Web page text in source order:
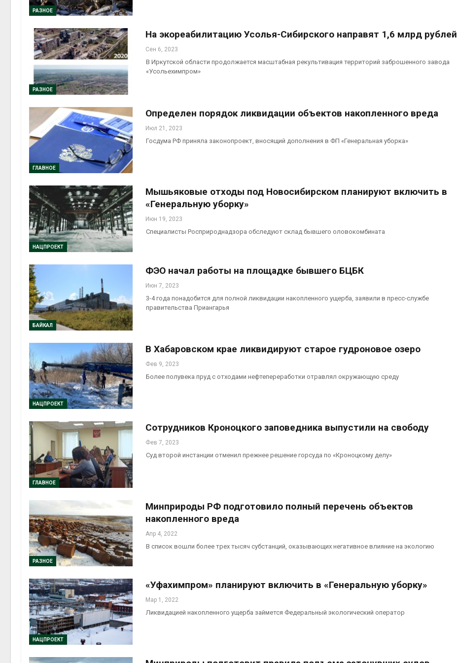
РАЗНОЕ
РАЗНОЕ
На экореабилитацию Усолья-Сибирского направят 1,6 млрд рублей
Сен 6, 2023
В Иркутской области продолжается масштабная рекультивация территорий заброшенного завода
«Усольехимпром»
ГЛАВНОЕ
Определен порядок ликвидации объектов накопленного вреда
Июл 21, 2023
Госдума РФ приняла законопроект, вносящий дополнения в ФП «Генеральная уборка»
НАЦПРОЕКТ
Мышьяковые отходы под Новосибирском планируют включить в
«Генеральную уборку»
Июн 19, 2023
Специалисты Росприроднадзора обследуют склад бывшего оловокомбината
БАЙКАЛ
ФЭО начал работы на площадке бывшего БЦБК
Июн 7, 2023
3-4 года понадобится для полной ликвидации накопленного ущерба, заявили в пресс-службе
правительства Приангарья
НАЦПРОЕКТ
В Хабаровском крае ликвидируют старое гудроновое озеро
Фев 9, 2023
Более полувека пруд с отходами нефтепереработки отравлял окружающую среду
ГЛАВНОЕ
Сотрудников Кроноцкого заповедника выпустили на свободу
Фев 7, 2023
Суд второй инстанции отменил прежнее решение горсуда по «Кроноцкому делу»
РАЗНОЕ
Минприроды РФ подготовило полный перечень объектов
накопленного вреда
Апр 4, 2022
В список вошли более трех тысяч субстанций, оказывающих негативное влияние на экологию
НАЦПРОЕКТ
«Уфахимпром» планируют включить в «Генеральную уборку»
Мар 1, 2022
Ликвидацией накопленного ущерба займется Федеральный экологический оператор
Учёные предложили
ветра
Авг 6, 2026
Ozon запустит сбор
Авг 7, 2026